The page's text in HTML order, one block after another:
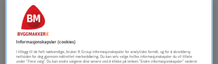
Informasjonskapsler (cookies)
I tillegg til de helt nødvendige, bruker K Group informasjonskapsler for analytiske formål, og for å skreddersy
nettsiden for deg gjennom målrettet markedsføring. Du kan selv velge hvilke informasjonskapsler du vil tillate
under "Flere valg". Du kan endre valgene dine senere ved å klikke på lenken "Endre informasjonskapsler" nederst